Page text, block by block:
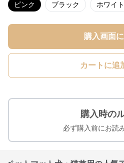
ピンク ブラック ホワイト
購入画面
カートに追
購入時の
必ず購入前にお読